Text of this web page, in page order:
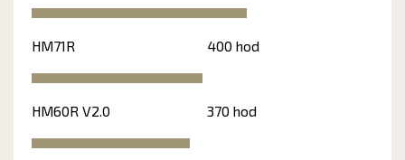
HM71R 400 hod
HM60R V2.0 370 hod